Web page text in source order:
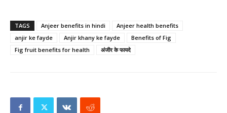
TAGS Anjeer benefits in hindi
Anjeer health benefits
anjir ke fayde
Anjir khany ke fayde
Benefits of Fig
Fig fruit benefits for health
अंजीर के फायदे